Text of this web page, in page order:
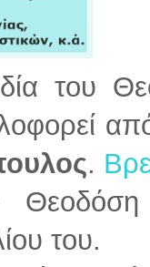
του
.
του.